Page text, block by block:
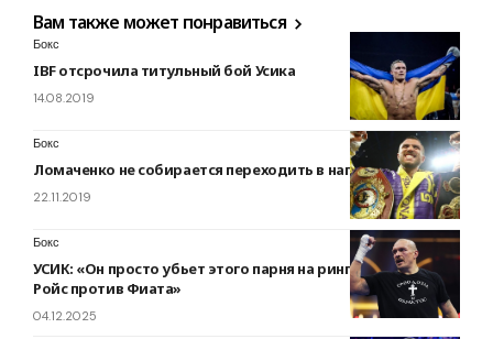
Вам также может понравиться
Бокс
IBF отсрочила титульный бой Усика
14.08.2019
Бокс
Ломаченко не собирается переходить в напівлегку вес
22.11.2019
Бокс
УСИК: «Он просто убьет этого парня на ринге. Это Роллс-
Ройс против Фиата»
04.12.2025